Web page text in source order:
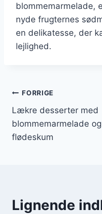
blommemarmelade,
nyde frugternes
en delikatesse, der
lejlighed.
FORRIGE
Lækre desserter med
blommemarmelade og
flødeskum
Lignende